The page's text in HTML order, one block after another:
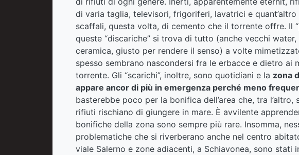
di varia taglia, televisori, frigoriferi, lavatrici e
scaffali, questa volta, di cemento che il torrente offre. Il
queste “discariche” si trova di tutto (anche vecchi
ceramica, giusto per rendere il senso) a volte
spesso sembrano nascondersi fra le erbacce e dietro ai
torrente. Gli “scarichi”, inoltre, sono quotidiani e la zona
appare ancor di più in emergenza perché meno
basterebbe poco per la bonifica dell’area che, tra l’altro,
rifiuti rischiano di giungere in mare. È avvilente
bonifiche della zona sono sempre più rare. Insomma,
problematiche che si riverberano anche nel centro
viale Salerno e zone adiacenti, a Schiavonea, sono